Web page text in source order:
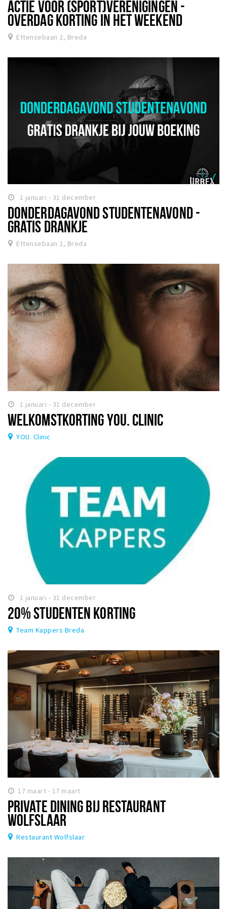
ACTIE VOOR (SPORT)VERENIGINGEN -
OVERDAG KORTING IN HET WEEKEND
Ettensebaan 2, Breda
1 januari - 31 december
DONDERDAGAVOND STUDENTENAVOND -
GRATIS DRANKJE
Ettensebaan 2, Breda
1 januari - 31 december
WELKOMSTKORTING YOU. CLINIC
YOU. Clinic
1 januari - 31 december
20% STUDENTEN KORTING
Team Kappers Breda
17 maart - 17 maart
PRIVATE DINING BIJ RESTAURANT
WOLFSLAAR
Restaurant Wolfslaar